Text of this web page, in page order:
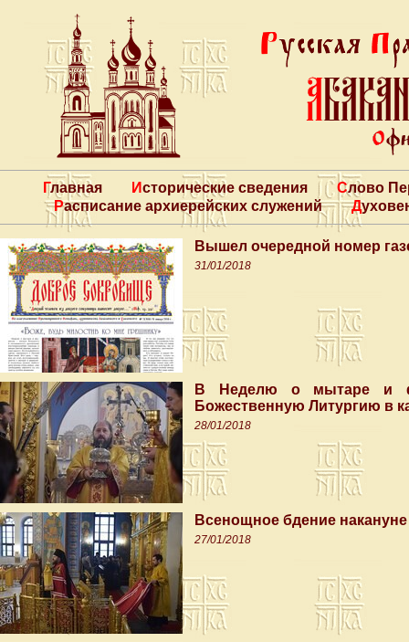
Главная Исторические сведения
Слово
Расписание архиерейских служений
Вышел очередной номер
31/01/2018
В Неделю о мытаре и
Божественную Литургию в
28/01/2018
Всенощное бдение
27/01/2018